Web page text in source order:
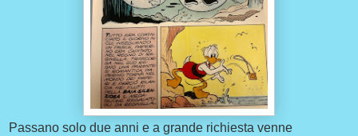
Passano solo due anni e a grande richiesta venne